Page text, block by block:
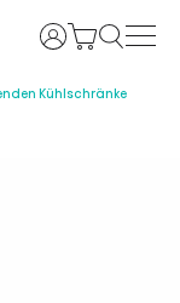
Anmelden
Kühlschränke